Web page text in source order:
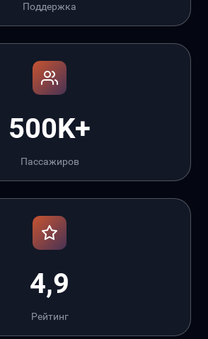
Поддержка
500K+
Пассажиров
4,9
Рейтинг